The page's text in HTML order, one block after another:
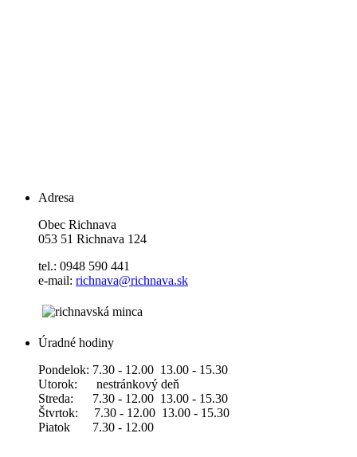
Adresa
Obec Richnava
053 51 Richnava 124
tel.: 0948 590 441
e-mail: richnava@richnava.sk
Úradné hodiny
Pondelok: 7.30 - 12.00 13.00 - 15.30
Utorok: nestránkový deň
Streda: 7.30 - 12.00 13.00 - 15.30
Štvrtok: 7.30 - 12.00 13.00 - 15.30
Piatok 7.30 - 12.00